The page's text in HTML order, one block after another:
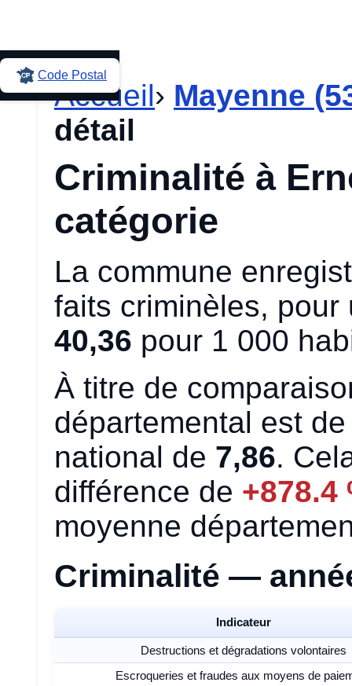
Code Postal
Accueil› Mayenne
détail
Criminalité à
catégorie
La commune
faits criminèles,
40,36 pour 1 000
À titre de
départemental est
national de 7,86.
différence de +878.4
moyenne
Criminalité —
Indicateur
Destructions et dégradations volontaires
Escroqueries et fraudes aux moyens de